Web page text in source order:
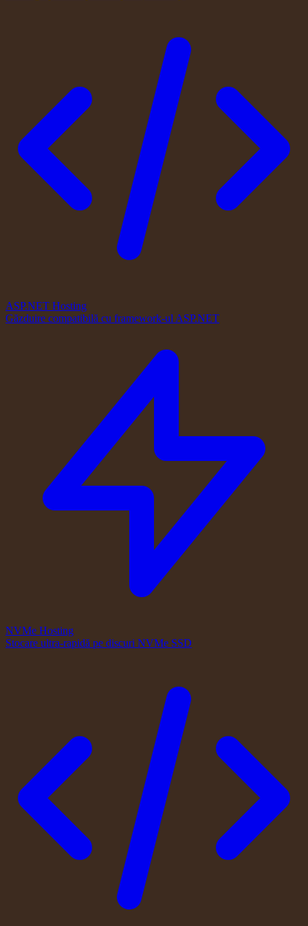
ASP.NET Hosting
Găzduire compatibilă cu framework-ul ASP.NET
NVMe Hosting
Stocare ultra-rapidă pe discuri NVMe SSD